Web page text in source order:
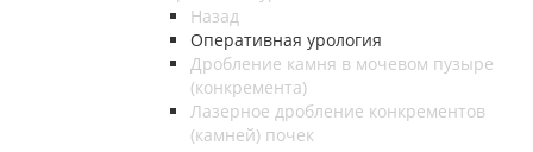
Назад
Оперативная урология
Дробление камня в мочевом пузыре
(конкремента)
Лазерное дробление конкрементов
(камней) почек